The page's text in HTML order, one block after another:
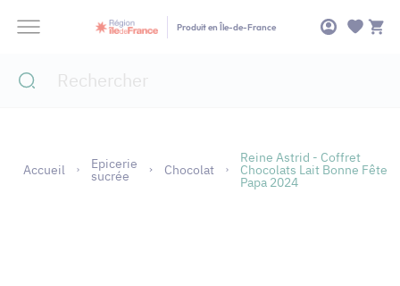
Produit en Île-de-France
Accueil Epicerie
sucrée Chocolat
Reine Astrid - Coffret
Chocolats Lait Bonne Fête
Papa 2024